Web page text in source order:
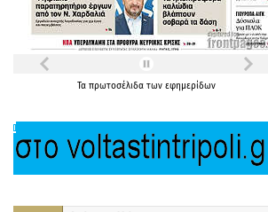
Τα πρωτοσέλιδα των εφημερίδων